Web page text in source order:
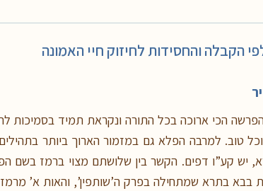
הקבלה והחסידות לחיזוק חיי האמונה
טוב. למרבה הפלא גם במזמור הארוך ביותר
יש קע”ו דפים. הקשר בין שלושתם מצוי ברמז בשם
בתרא שמתחילה בפרק ה’שותפין’, והאות א’